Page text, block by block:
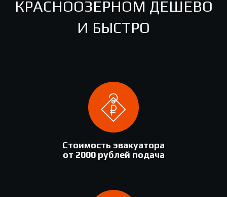
КРАСНООЗЁРНОМ ДЕШЕВО
И БЫСТРО
Стоимость эвакуатора
от 2000 рублей подача